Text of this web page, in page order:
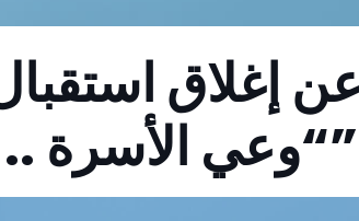
إغلاق
“وعي الأسرة .. أساس وعي المجتمع”